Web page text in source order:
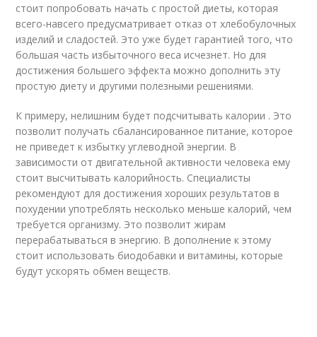
стоит попробовать начать с простой диеты, которая
всего-навсего предусматривает отказ от хлебобулочных
изделий и сладостей. Это уже будет гарантией того, что
большая часть избыточного веса исчезнет. Но для
достижения большего эффекта можно дополнить эту
простую диету и другими полезными решениями.
К примеру, нелишним будет подсчитывать калории . Это
позволит получать сбалансированное питание, которое
не приведет к избытку углеводной энергии. В
зависимости от двигательной активности человека ему
стоит высчитывать калорийность. Специалисты
рекомендуют для достижения хороших результатов в
похудении употреблять несколько меньше калорий, чем
требуется организму. Это позволит жирам
перерабатываться в энергию. В дополнение к этому
стоит использовать биодобавки и витамины, которые
будут ускорять обмен веществ.